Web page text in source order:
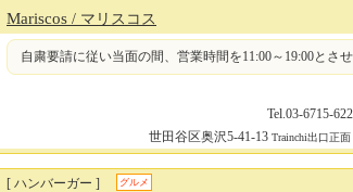
Mariscos / マリスコス
自粛要請に従い当面の間、営業時間を11:00～19:00とさ
Tel.03-6715-
世田谷区奥沢5-41-13 Trainchi出口正面
[ ハンバーガー ] グルメ